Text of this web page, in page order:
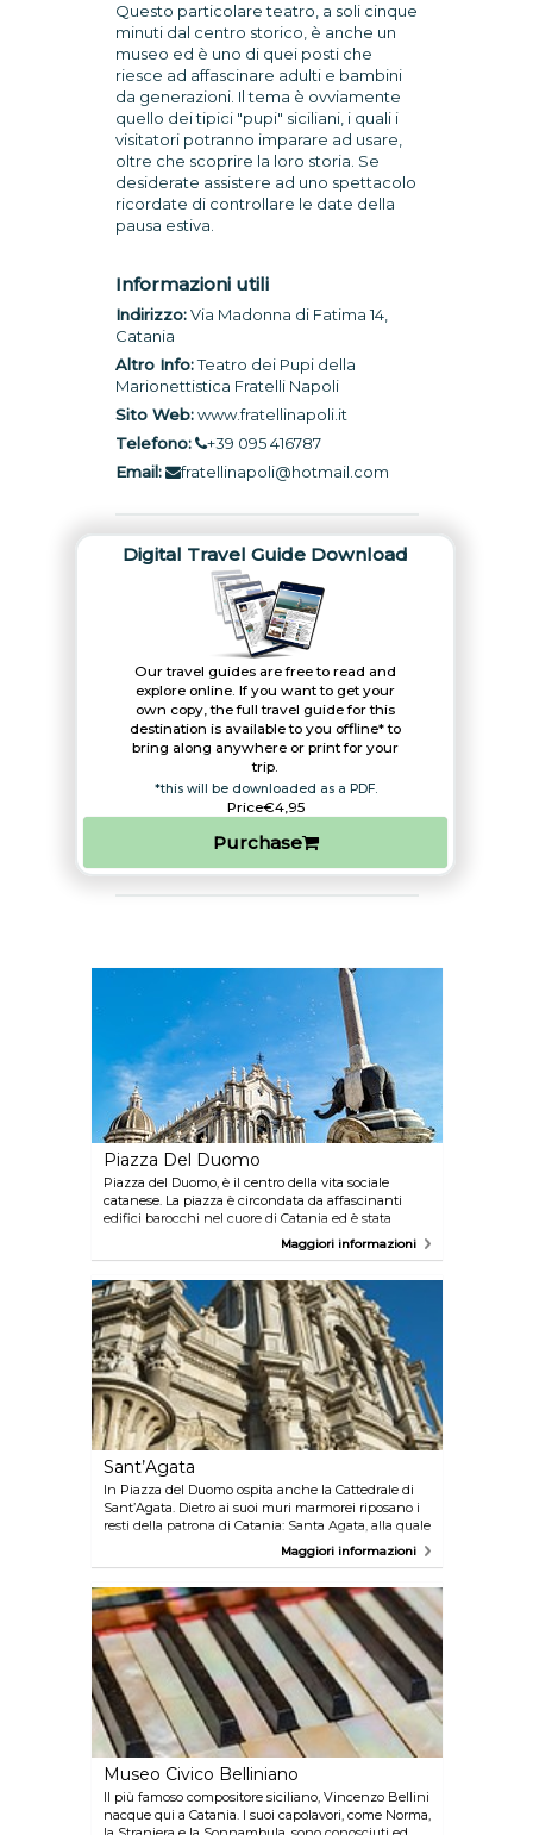
Questo particolare teatro, a soli cinque
minuti dal centro storico, è anche un
museo ed è uno di quei posti che
riesce ad affascinare adulti e bambini
da generazioni. Il tema è ovviamente
quello dei tipici "pupi" siciliani, i quali i
visitatori potranno imparare ad usare,
oltre che scoprire la loro storia. Se
desiderate assistere ad uno spettacolo
ricordate di controllare le date della
pausa estiva.
Informazioni utili
Indirizzo:Via Madonna di Fatima 14,
Catania
Altro Info:Teatro dei Pupi della
Marionettistica Fratelli Napoli
Sito Web: www.fratellinapoli.it
Telefono:
+39 095 416787
Email:
fratellinapoli@hotmail.com
Digital Travel Guide Download
Our travel guides are free to read and
explore online. If you want to get your
own copy, the full travel guide for this
destination is available to you offline* to
bring along anywhere or print for your
trip.​
*this will be downloaded as a PDF.
Price€4,95
Purchase
Piazza Del Duomo
Piazza del Duomo, è il centro della vita sociale
catanese. La piazza è circondata da affascinanti
edifici barocchi nel cuore di Catania ed è stata
dichiarata patrimonio dell'umanità dall'UNESCO. Al
centro della piazza si colloca la Fontana
di pietra lavica,.
Maggiori informazioni
Sant’Agata
In Piazza del Duomo ospita anche la Cattedrale di
Sant’Agata. Dietro ai suoi muri marmorei riposano i
resti della patrona di Catania: Santa Agata, alla quale
ogni Febbraio viene dedicata la processione. Si
tratta di uno degli edifici più importanti di Catania.
Maggiori informazioni
Museo Civico Belliniano
Il più famoso compositore siciliano, Vincenzo Bellini
nacque qui a Catania. I suoi capolavori, come Norma,